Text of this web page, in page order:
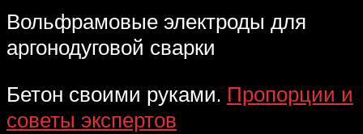
Вольфрамовые электроды для
аргонодуговой сварки
Бетон своими руками. Пропорции и
советы экспертов